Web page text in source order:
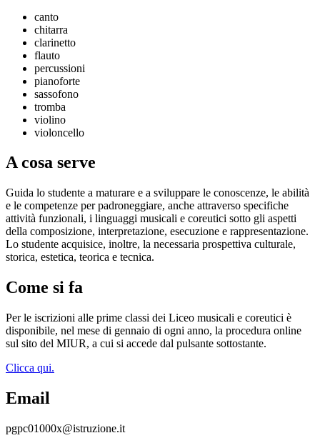
canto
chitarra
clarinetto
flauto
percussioni
pianoforte
sassofono
tromba
violino
violoncello
A cosa serve
Guida lo studente a maturare e a sviluppare le conoscenze, le abilità
e le competenze per padroneggiare, anche attraverso specifiche
attività funzionali, i linguaggi musicali e coreutici sotto gli aspetti
della composizione, interpretazione, esecuzione e rappresentazione.
Lo studente acquisice, inoltre, la necessaria prospettiva culturale,
storica, estetica, teorica e tecnica.
Come si fa
Per le iscrizioni alle prime classi dei Liceo musicali e coreutici è
disponibile, nel mese di gennaio di ogni anno, la procedura online
sul sito del MIUR, a cui si accede dal pulsante sottostante.
Clicca qui.
Email
pgpc01000x@istruzione.it